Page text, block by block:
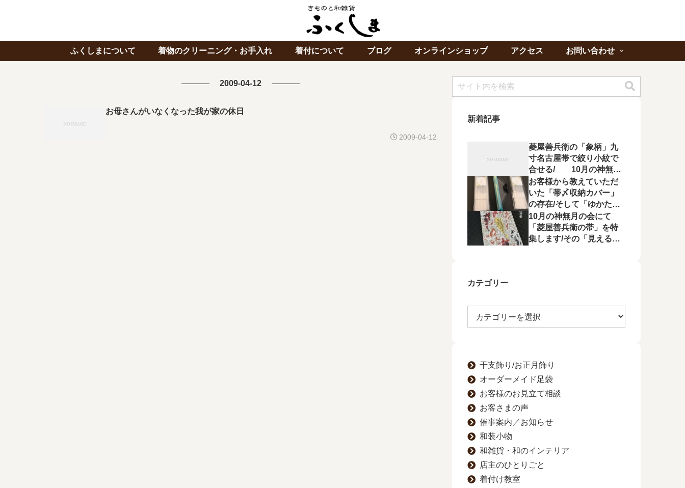
ふくしまについて 着物のクリーニング・お手入れ 着付について ブログ オンラインショップ アクセス お問い合わせ
2009-04-12
お母さんがいなくなった我が家の休日
2009-04-12
新着記事
菱屋善兵衛の「象柄」九
寸名古屋帯で絞り小紋で
合せる/ 10月の神無月
の会にて菱屋善兵衛の帯
を特集！
お客様から教えていただ
いた「帯〆収納カバー」
の存在/そして「ゆかたの
夕べ」へのお誘い
10月の神無月の会にて
「菱屋善兵衛の帯」を特
集します/その「見える
カテゴリー
干支飾り/お正月飾り
オーダーメイド足袋
お客様のお見立て相談
お客さまの声
催事案内／お知らせ
和装小物
和雑貨・和のインテリア
店主のひとりごと
着付け教室